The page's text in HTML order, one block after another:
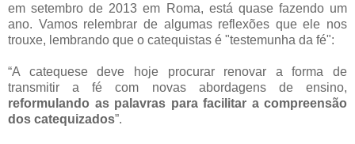
em setembro de 2013 em Roma, está quase fazendo um
ano. Vamos relembrar de algumas reflexões que ele nos
trouxe, lembrando que o catequistas é "testemunha da fé":
“A catequese deve hoje procurar renovar a forma de
transmitir a fé com novas abordagens de ensino,
reformulando as palavras para facilitar a compreensão
dos catequizados”.